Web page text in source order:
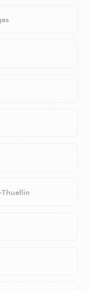
Thuellin